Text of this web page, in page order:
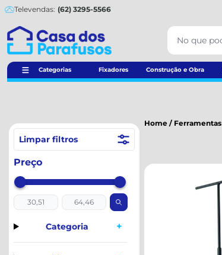
Televendas: (62) 3295-5566
Categorias Fixadores Construção e Obra
Limpar filtros
Preço
Categoria +
Home /